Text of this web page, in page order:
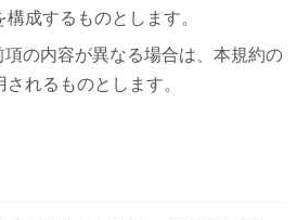
成するものとします。
の内容が異なる場合は、本規約の
れるものとします。